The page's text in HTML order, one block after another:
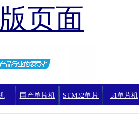
页面
国产单片机 STM32单片 51单片机